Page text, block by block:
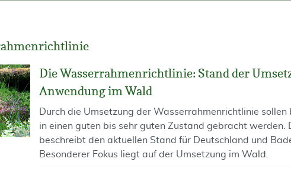
Die Wasserrahmenrichtlinie: Stand der
Anwendung im Wald
Durch die Umsetzung der Wasserrahmenrichtlinie
in einen guten bis sehr guten Zustand gebracht werden.
beschreibt den aktuellen Stand für Deutschland und
Besonderer Fokus liegt auf der Umsetzung im Wald.